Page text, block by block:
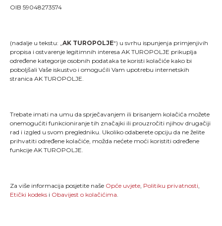
OIB 59048273574
(nadalje u tekstu: „AK TUROPOLJE“) u svrhu ispunjenja primjenjivih
propisa i ostvarenje legitimnih interesa AK TUROPOLJE prikuplja
određene kategorije osobnih podataka te koristi kolačiće kako bi
poboljšali Vaše iskustvo i omogućili Vam upotrebu internetskih
stranica AK TUROPOLJE.
Trebate imati na umu da sprječavanjem ili brisanjem kolačića možete
onemogućiti funkcioniranje tih značajki ili prouzročiti njihov drugačiji
rad i izgled u svom pregledniku. Ukoliko odaberete opciju da ne želite
prihvatiti određene kolačiće, možda nećete moći koristiti određene
funkcije AK TUROPOLJE.
Za više informacija posjetite naše Opće uvjete, Politiku privatnosti,
Etički kodeks i Obavijest o kolačićima.
"Kao što svaki trkač zna, trčanje je više od pukog
stavljanja jedne noge ispred druge; ono je način života
i dio onoga što jesmo."
MENU